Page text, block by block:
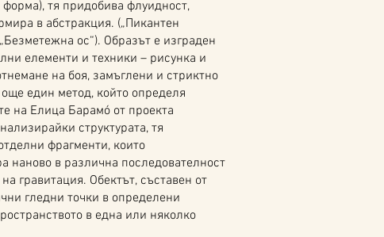
тя придобива флуидност,
в абстракция. („Пикантен
ос“). Образът е изграден
елементи и техники – рисунка и
на боя, замъглени и стриктно
един метод, който определя
на Елица Барамó от проекта
структурата, тя
фрагменти, които
наново в различна последователност
гравитация. Обектът, съставен от
гледни точки в определени
в една или няколко